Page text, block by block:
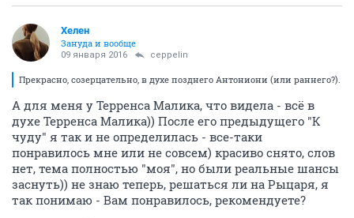
Хелен
Зануда и вообще
09 января 2016 ceppelin
Прекрасно, созерцательно, в духе позднего Антониони (или раннего?).
А для меня у Терренса Малика, что видела - всё в
духе Терренса Малика)) После его предыдущего "К
чуду" я так и не определилась - все-таки
понравилось мне или не совсем) красиво снято, слов
нет, тема полностью "моя", но были реальные шансы
заснуть)) не знаю теперь, решаться ли на Рыцаря, я
так понимаю - Вам понравилось, рекомендуете?